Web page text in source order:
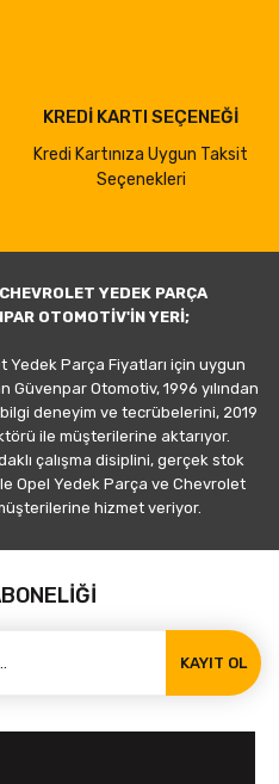
KREDİ KARTI SEÇENEĞİ
Kredi Kartınıza Uygun Taksit
Seçenekleri
YEDEK PARÇA
OTOMOTİV'İN YERİ;
Yedek Parça Fiyatları için uygun
Otomotiv, 1996 yılından
deneyim ve tecrübelerini, 2019
ile müşterilerine aktarıyor.
çalışma disiplini, gerçek stok
Opel Yedek Parça ve Chevrolet
hizmet veriyor.
KAYIT OL